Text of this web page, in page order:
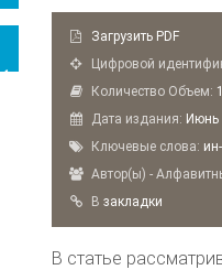
Загрузить PDF
Цифровой
Количество Объем:
Дата издания: Июнь
Ключевые слова:
Автор(ы) -
B закладки
В статье